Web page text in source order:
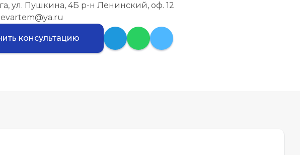
ул. Пушкина, 4Б р-н Ленинский, оф. 12
консультацию